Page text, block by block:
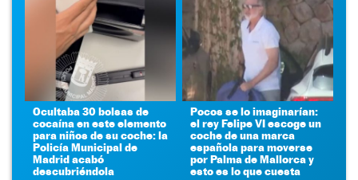
Ocultaba 30 bolsas de
cocaína en este elemento
para niños de su coche: la
Policía Municipal de
Madrid acabó
descubriéndola
Pocos se lo imaginarían:
el rey Felipe VI escoge un
coche de una marca
española para moverse
por Palma de Mallorca y
esto es lo que cuesta